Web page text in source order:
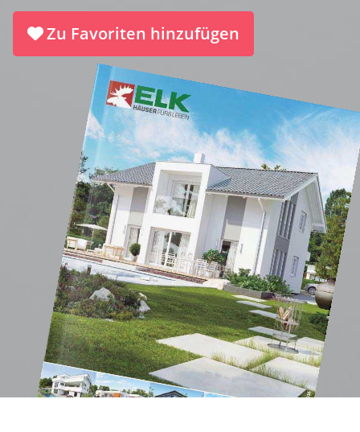
Zu Favoriten hinzufügen